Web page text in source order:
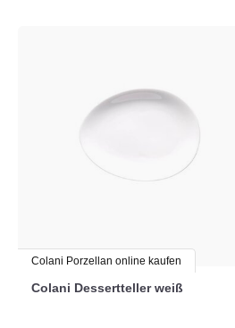
Colani Porzellan online kaufen
Colani Dessertteller weiß